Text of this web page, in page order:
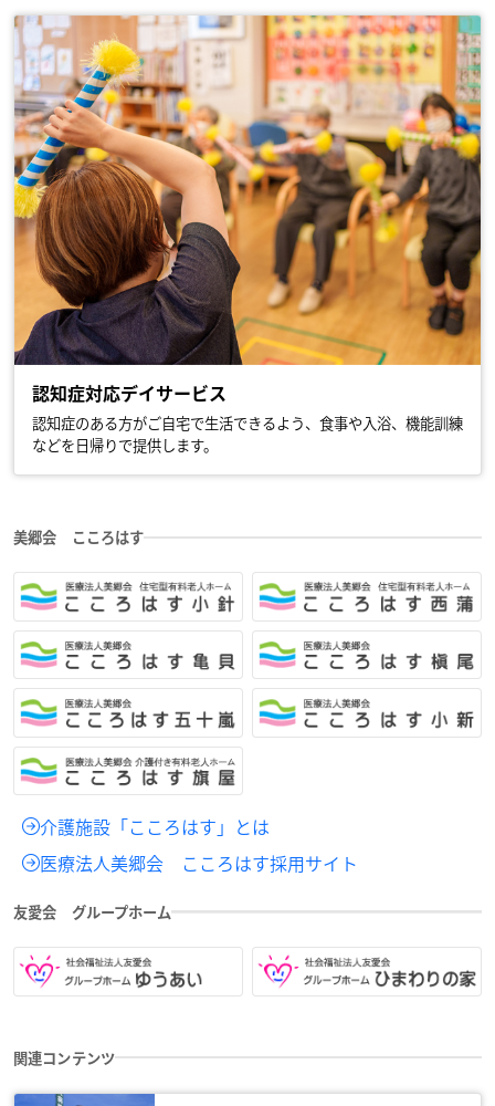
認知症対応デイサービス
認知症のある方がご自宅で生活できるよう、食事や入浴、機能訓練
などを日帰りで提供します。
美郷会 こころはす
介護施設「こころはす」とは
医療法人美郷会 こころはす採用サイト
友愛会 グループホーム
関連コンテンツ